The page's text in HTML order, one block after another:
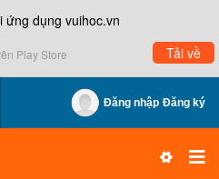
ứng dụng vuihoc.vn
Play Store Tải về
Đăng nhập Đăng ký